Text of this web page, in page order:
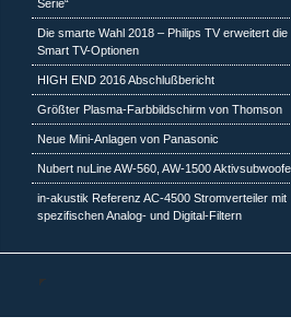
Serie“
Die smarte Wahl 2018 – Philips TV erweitert die
Smart TV-Optionen
HIGH END 2016 Abschlußbericht
Größter Plasma-Farbbildschirm von Thomson
Neue Mini-Anlagen von Panasonic
Nubert nuLine AW-560, AW-1500
in-akustik Referenz AC-4500 Stromverteiler mit
spezifischen Analog- und Digital-Filtern